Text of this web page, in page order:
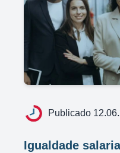
Publicado
Igualdade